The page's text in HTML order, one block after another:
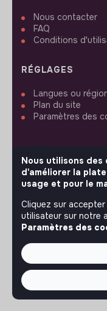
Nous contacter
FAQ
Conditions
RÉGLAGES
Langues ou
Plan du site
Paramètres des
SUIVEZ-NOUS
© 2026 jobs that
Nous utilisons des
d'améliorer la
usage et pour le
Cliquez sur accepter
utilisateur sur notre
Paramètres des